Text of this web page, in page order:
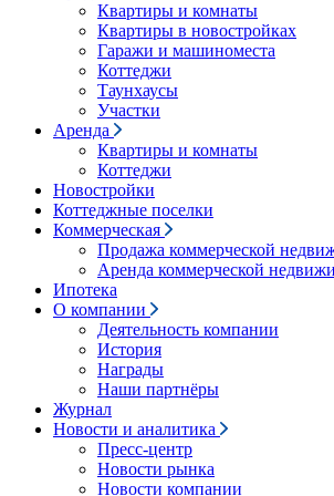
Квартиры и комнаты
Квартиры в новостройках
Гаражи и машиноместа
Коттеджи
Таунхаусы
Участки
Аренда
Квартиры и комнаты
Коттеджи
Новостройки
Коттеджные поселки
Коммерческая
Продажа коммерческой
Аренда коммерческой
Ипотека
О компании
Деятельность компании
История
Награды
Наши партнёры
Журнал
Новости и аналитика
Пресс-центр
Новости рынка
Новости компании